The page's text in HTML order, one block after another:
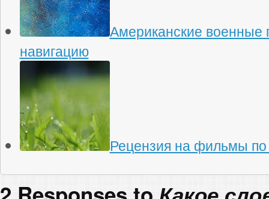
Американские военные
навигацию
Рецензия на фильмы по